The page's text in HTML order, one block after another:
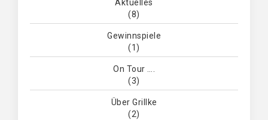
Aktuelles
(8)
Gewinnspiele
(1)
On Tour ….
(3)
Über Grillke
(2)